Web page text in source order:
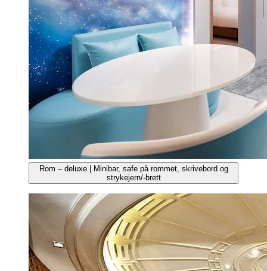
Rom – deluxe | Minibar, safe på rommet, skrivebord og
strykejern/-brett